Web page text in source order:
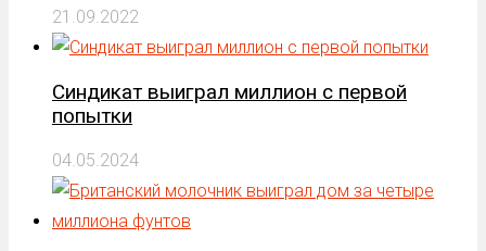
21.09.2022
Синдикат выиграл миллион с первой
попытки
04.05.2024